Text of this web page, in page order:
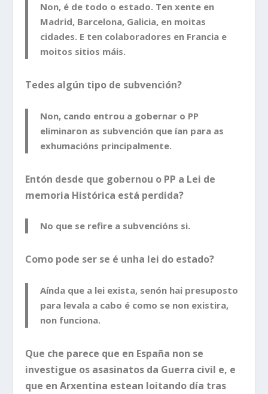
Non, é de todo o estado. Ten xente en
Madrid, Barcelona, Galicia, en moitas
cidades. E ten colaboradores en Francia e
moitos sitios máis.
Tedes algún tipo de subvención?
Non, cando entrou a gobernar o PP
eliminaron as subvención que ían para as
exhumacións principalmente.
Entón desde que gobernou o PP a Lei de
memoria Histórica está perdida?
No que se refire a subvencións si.
Como pode ser se é unha lei do estado?
Aínda que a lei exista, senón hai presuposto
para levala a cabo é como se non existira,
non funciona.
Que che parece que en España non se
investigue os asasinatos da Guerra civil e, e
que en Arxentina estean loitando día tras